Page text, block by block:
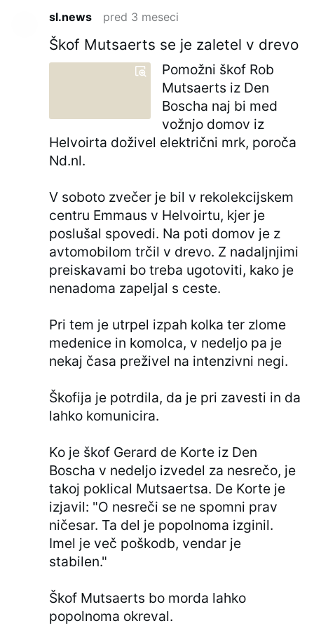
sl.news pred 3 meseci
Škof Mutsaerts se je zaletel v drevo
Pomožni škof Rob
Mutsaerts iz Den
Boscha naj bi med
vožnjo domov iz
Helvoirta doživel električni mrk, poroča
Nd.nl.
V soboto zvečer je bil v rekolekcijskem
centru Emmaus v Helvoirtu, kjer je
poslušal spovedi. Na poti domov je z
avtomobilom trčil v drevo. Z nadaljnjimi
preiskavami bo treba ugotoviti, kako je
nenadoma zapeljal s ceste.
Pri tem je utrpel izpah kolka ter zlome
medenice in komolca, v nedeljo pa je
nekaj časa preživel na intenzivni negi.
Škofija je potrdila, da je pri zavesti in da
lahko komunicira.
Ko je škof Gerard de Korte iz Den
Boscha v nedeljo izvedel za nesrečo, je
takoj poklical Mutsaertsa. De Korte je
izjavil: "O nesreči se ne spomni prav
ničesar. Ta del je popolnoma izginil.
Imel je več poškodb, vendar je
stabilen."
Škof Mutsaerts bo morda lahko
popolnoma okreval.